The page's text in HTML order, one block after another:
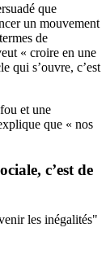
que
un mouvement
de
« croire en une
qui s’ouvre, c’est
et une
que « nos
c’est de
les inégalités"